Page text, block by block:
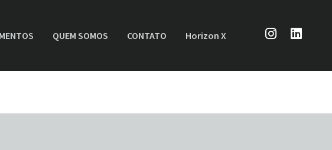
QUEM SOMOS CONTATO Horizon X